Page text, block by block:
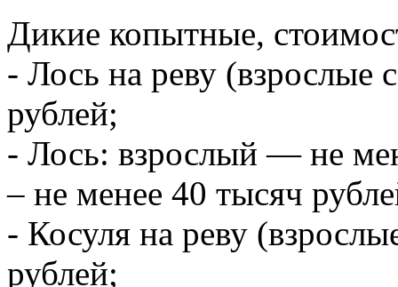
Дикие копытные,
- Лось на реву
рублей;
- Лось: взрослый — не
– не менее 40 тысяч
- Косуля на реву
рублей;